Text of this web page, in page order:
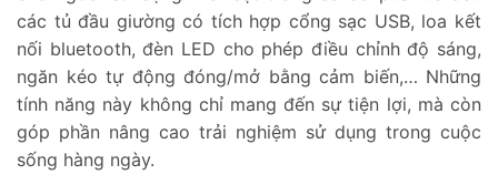
các tủ đầu giường có tích hợp cổng sạc USB, loa kết
nối bluetooth, đèn LED cho phép điều chỉnh độ sáng,
ngăn kéo tự động đóng/mở bằng cảm biến,… Những
tính năng này không chỉ mang đến sự tiện lợi, mà còn
góp phần nâng cao trải nghiệm sử dụng trong cuộc
sống hàng ngày.